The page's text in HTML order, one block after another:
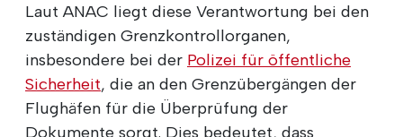
Laut ANAC liegt diese Verantwortung bei den
zuständigen Grenzkontrollorganen,
insbesondere bei der Polizei für öffentliche
Sicherheit, die an den Grenzübergängen der
Flughäfen für die Überprüfung der
Dokumente sorgt. Dies bedeutet, dass